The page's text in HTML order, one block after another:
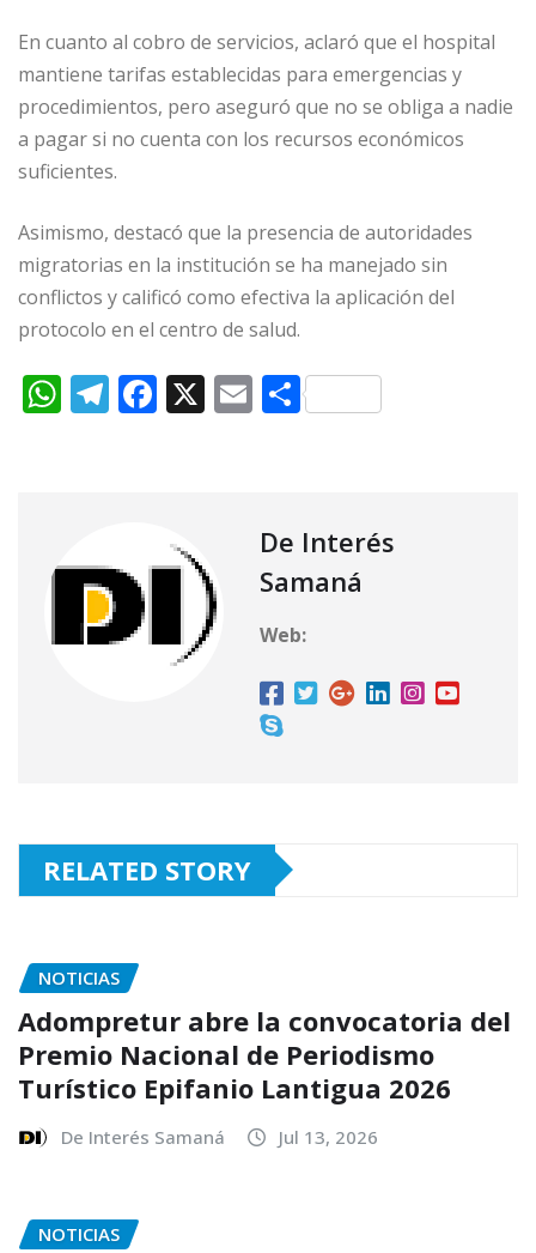
En cuanto al cobro de servicios, aclaró que el hospital
mantiene tarifas establecidas para emergencias y
procedimientos, pero aseguró que no se obliga a nadie
a pagar si no cuenta con los recursos económicos
suficientes.
Asimismo, destacó que la presencia de autoridades
migratorias en la institución se ha manejado sin
conflictos y calificó como efectiva la aplicación del
protocolo en el centro de salud.
W
p
p
T
m
F
b
o
k
X E C
ar
ti
r
De Interés
Samaná
Web:
RELATED STORY
NOTICIAS
Adompretur abre la convocatoria del
Premio Nacional de Periodismo
Turístico Epifanio Lantigua 2026
De Interés Samaná Jul 13, 2026
NOTICIAS